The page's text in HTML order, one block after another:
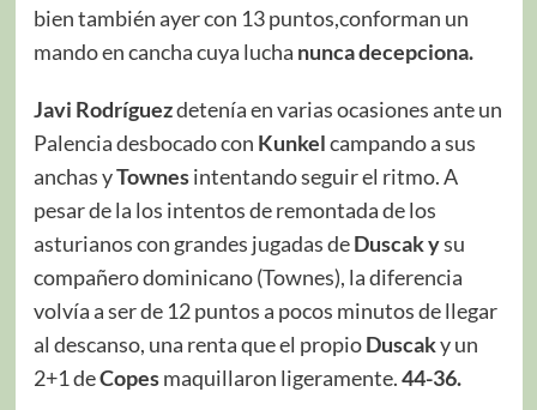
bien también ayer con 13 puntos,conforman un
mando en cancha cuya lucha nunca decepciona.
Javi Rodríguezdetenía en varias ocasiones ante un
Palencia desbocado con Kunkelcampando a sus
anchas yTownesintentando seguir el ritmo. A
pesar de la los intentos de remontada de los
asturianos con grandes jugadas deDuscak ysu
compañero dominicano (Townes), la diferencia
volvía a ser de 12 puntos a pocos minutos de llegar
al descanso, una renta que el propioDuscaky un
2+1 deCopesmaquillaron ligeramente.44-36.